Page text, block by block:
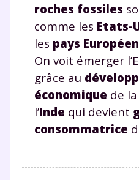
roches fossiles
comme les Etats-
les pays
On voit émerger
grâce au
économique de la
l’Inde qui devient
consommatrice